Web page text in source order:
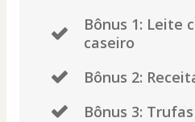
Bônus 1: Leite
caseiro
Bônus 2:
Bônus 3: